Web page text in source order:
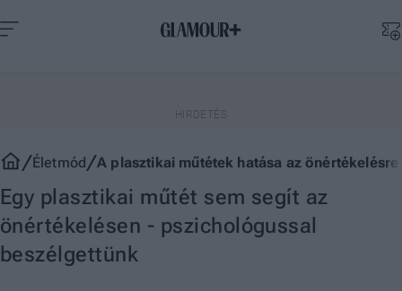
Életmód A plasztikai műtétek hatása az önértékelésre
Egy plasztikai műtét sem segít az
önértékelésen - pszichológussal
beszélgettünk